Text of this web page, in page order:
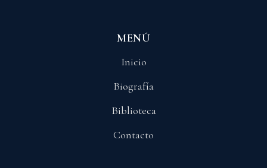
MENÚ
Inicio
Biografía
Biblioteca
Contacto